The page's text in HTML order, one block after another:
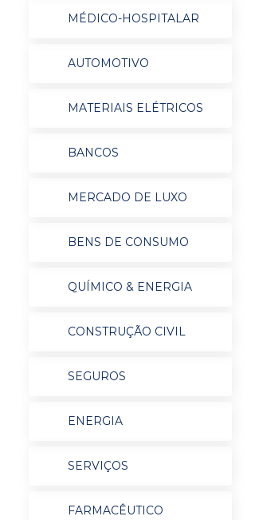
MÉDICO-HOSPITALAR
AUTOMOTIVO
MATERIAIS ELÉTRICOS
BANCOS
MERCADO DE LUXO
BENS DE CONSUMO
QUÍMICO & ENERGIA
CONSTRUÇÃO CIVIL
SEGUROS
ENERGIA
SERVIÇOS
FARMACÊUTICO